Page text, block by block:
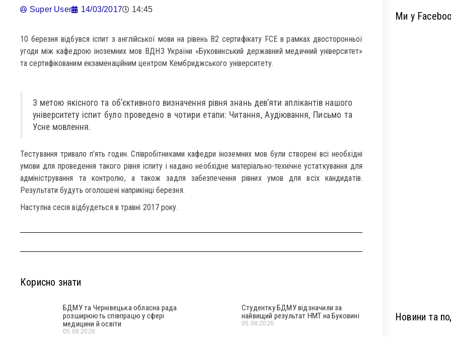
Super User 14/03/2017 14:45
10 березня відбувся іспит з англійської мови на рівень В2 сертифікату FCE в рамках двосторонньої
угоди між кафедрою іноземних мов ВДНЗ України «Буковинський державний медичний університет»
та сертифікованим екзаменаційним центром Кембриджського університету.
З метою якісного та об’єктивного визначення рівня знань дев’яти аплікантів нашого
університету іспит було проведено в чотири етапи: Читання, Аудіювання, Письмо та
Усне мовлення.
Тестування тривало п’ять годин. Співробітниками кафедри іноземних мов були створені всі необхідні
умови для проведення такого рівня іспиту і надано необхідне матеріально-технічне устаткування для
адміністрування та контролю, а також задля забезпечення рівних умов для всіх кандидатів.
Результати будуть оголошені наприкінці березня.
Наступна сесія відбудеться в травні 2017 року.
Корисно знати
БДМУ та Чернівецька обласна рада
розширюють співпрацю у сфері
медицини й освіти
05.08.2026
Студентку БДМУ відзначили за
найвищий результат НМТ на Буковині
05.08.2026
Ми у
Новини та